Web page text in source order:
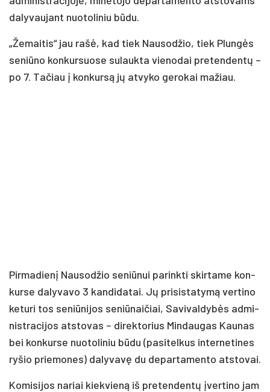
da­ly­vau­jant nuo­to­li­niu būdu.
„Že­mai­tis“ jau rašė, kad tiek Nau­sod­žio, tiek Plungės
se­niū­no kon­kur­suo­se su­lauk­ta vie­no­dai pre­ten­dentų –
po 7. Ta­čiau į kon­kursą jų at­vy­ko ge­ro­kai ma­žiau.
Pir­ma­dienį Nau­sod­žio se­niū­nui pa­rink­ti skir­ta­me kon­
kur­se da­ly­va­vo 3 kan­di­da­tai. Jų pri­si­sta­tymą ver­ti­no
ke­tu­ri tos se­niū­ni­jos se­niū­nai­čiai, Sa­vi­val­dybės ad­mi­
nist­ra­ci­jos at­sto­vas – di­rek­to­rius Min­dau­gas Kau­nas
bei kon­kur­se nuo­to­li­niu būdu (pa­si­tel­kus in­ter­ne­ti­nes
ry­šio prie­mo­nes) da­ly­vavę du de­par­ta­men­to at­sto­vai.
Ko­mi­si­jos na­riai kiek­vieną iš pre­ten­dentų įver­ti­no jam